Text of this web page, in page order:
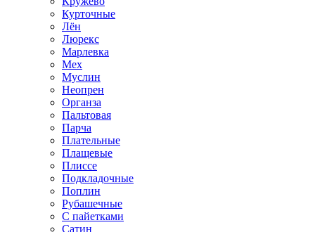
Курточные
Лён
Люрекс
Марлевка
Мех
Муслин
Неопрен
Органза
Пальтовая
Парча
Плательные
Плащевые
Плиссе
Подкладочные
Поплин
Рубашечные
С пайетками
Сатин